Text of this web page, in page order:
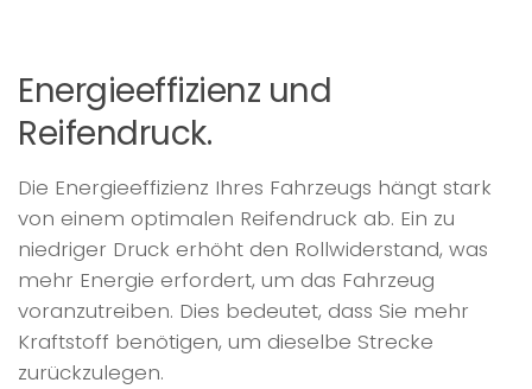
Energieeffizienz und
Reifendruck.
Die Energieeffizienz Ihres Fahrzeugs hängt stark
von einem optimalen Reifendruck ab. Ein zu
niedriger Druck erhöht den Rollwiderstand, was
mehr Energie erfordert, um das Fahrzeug
voranzutreiben. Dies bedeutet, dass Sie mehr
Kraftstoff benötigen, um dieselbe Strecke
zurückzulegen.